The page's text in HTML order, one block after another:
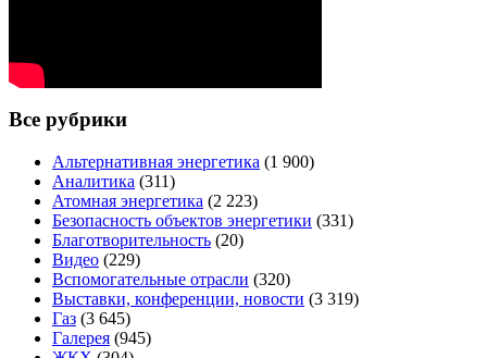
Все рубрики
Альтернативная энергетика (1 900)
Аналитика (311)
Атомная энергетика (2 223)
Безопасность объектов энергетики (331)
Благотворительность (20)
Видео (229)
Вспомогательные отрасли (320)
Выставки, конференции, новости (3 319)
Газ (3 645)
Галерея (945)